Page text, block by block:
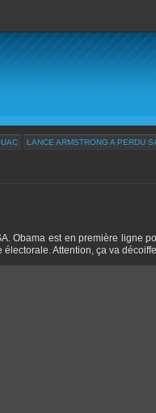
LANCE ARMSTRONG A PERDU
Obama est en première ligne
Attention, ça va